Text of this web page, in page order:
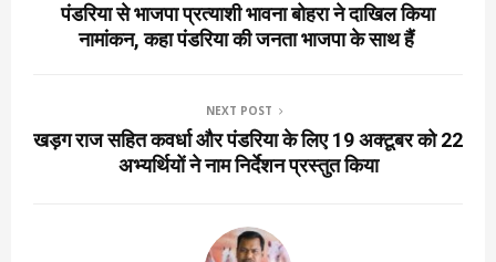
पंडरिया से भाजपा प्रत्याशी भावना बोहरा ने दाखिल किया
नामांकन, कहा पंडरिया की जनता भाजपा के साथ हैं
NEXT POST
खड़ग राज सहित कवर्धा और पंडरिया के लिए 19 अक्टूबर को 22
अभ्यर्थियों ने नाम निर्देशन प्रस्तुत किया